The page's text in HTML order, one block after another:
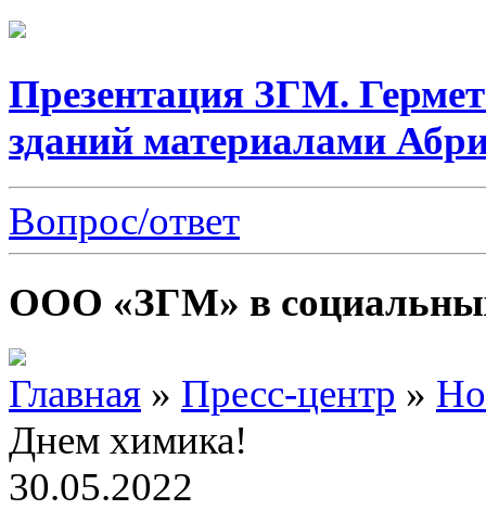
Презентация ЗГМ.
зданий материалами
Вопрос/ответ
ООО «ЗГМ» в
Главная » Пресс-центр »
Днем химика!
30.05.2022